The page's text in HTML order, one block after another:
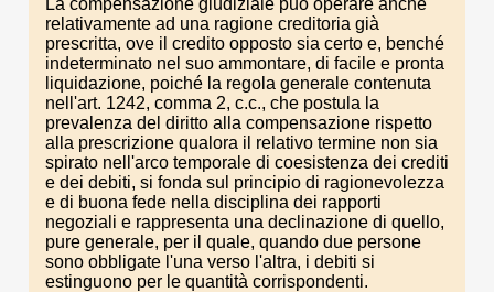
La compensazione giudiziale può operare anche
relativamente ad una ragione creditoria già
prescritta, ove il credito opposto sia certo e, benché
indeterminato nel suo ammontare, di facile e pronta
liquidazione, poiché la regola generale contenuta
nell'art. 1242, comma 2, c.c., che postula la
prevalenza del diritto alla compensazione rispetto
alla prescrizione qualora il relativo termine non sia
spirato nell'arco temporale di coesistenza dei crediti
e dei debiti, si fonda sul principio di ragionevolezza
e di buona fede nella disciplina dei rapporti
negoziali e rappresenta una declinazione di quello,
pure generale, per il quale, quando due persone
sono obbligate l'una verso l'altra, i debiti si
estinguono per le quantità corrispondenti.